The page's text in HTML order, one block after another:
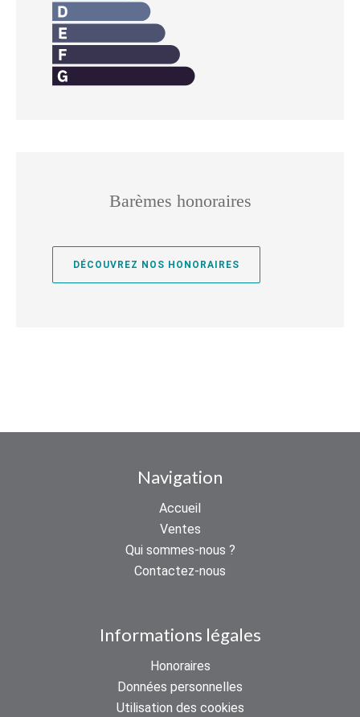
Barèmes honoraires
DÉCOUVREZ NOS HONORAIRES
Navigation
Accueil
Ventes
Qui sommes-nous ?
Contactez-nous
Informations légales
Honoraires
Données personnelles
Utilisation des cookies